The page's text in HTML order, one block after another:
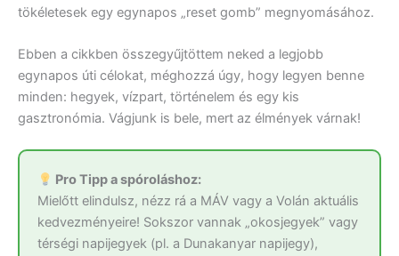
tökéletesek egy egynapos „reset gomb” megnyomásához.
Ebben a cikkben összegyűjtöttem neked a legjobb
egynapos úti célokat, méghozzá úgy, hogy legyen benne
minden: hegyek, vízpart, történelem és egy kis
gasztronómia. Vágjunk is bele, mert az élmények várnak!
Pro Tipp a spóroláshoz:
Mielőtt elindulsz, nézz rá a MÁV vagy a Volán aktuális
kedvezményeire! Sokszor vannak „okosjegyek” vagy
térségi napijegyek (pl. a Dunakanyar napijegy),